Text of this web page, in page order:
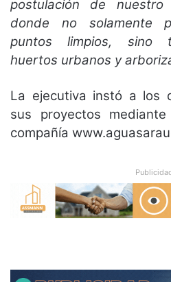
postulación de nuestro
donde no solamente
puntos limpios, sino
huertos urbanos y
La ejecutiva instó a los
sus proyectos
compañía